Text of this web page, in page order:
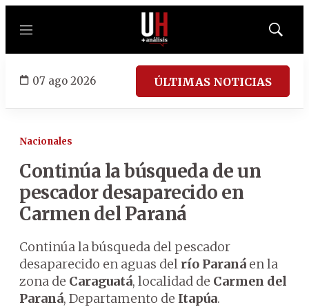
Menú
Mostrar
07 ago 2026 ÚLTIMAS NOTICIAS
Nacionales
Continúa la búsqueda de un
pescador desaparecido en
Carmen del Paraná
Continúa la búsqueda del pescador
desaparecido en aguas del río Paraná en la
zona de Caraguatá, localidad de Carmen del
Paraná, Departamento de Itapúa.